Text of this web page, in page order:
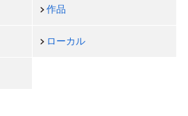
作品
ローカル